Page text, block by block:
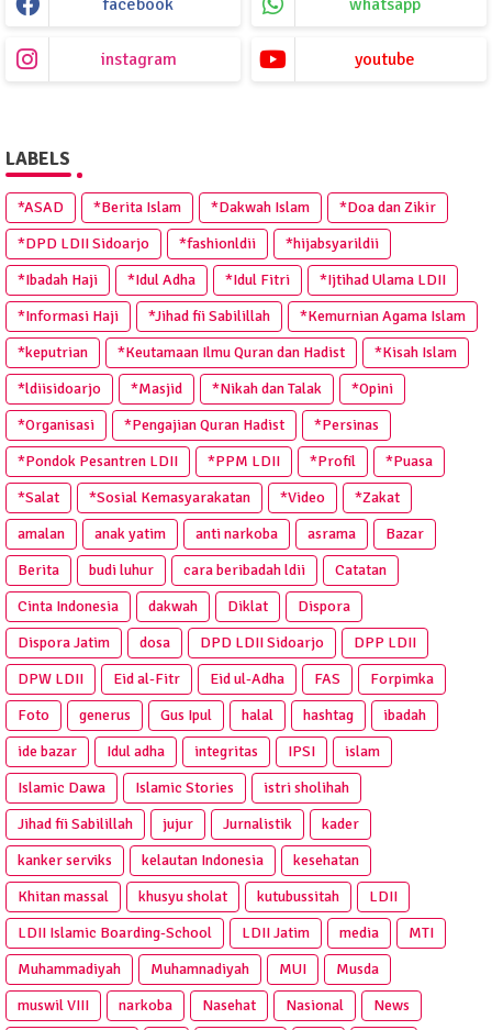
instagram youtube
LABELS
*ASAD *Berita Islam *Dakwah Islam
*Doa dan Zikir
*DPD LDII Sidoarjo
*fashionldii
*hijabsyarildii
*Ibadah Haji
*Idul Adha *Idul Fitri
*Ijtihad Ulama LDII
*Informasi Haji
*Jihad fii Sabilillah
*Kemurnian Agama Islam
*keputrian
*Keutamaan Ilmu Quran dan Hadist
*Kisah Islam
*ldiisidoarjo
*Masjid *Nikah dan Talak
*Opini
*Organisasi
*Pengajian Quran Hadist
*Persinas
*Pondok Pesantren LDII
*PPM LDII *Profil
*Puasa
*Salat
*Sosial Kemasyarakatan *Video
*Zakat
amalan
anak yatim anti narkoba asrama
Bazar
Berita
budi luhur cara beribadah ldii
Catatan
Cinta Indonesia
dakwah Diklat
Dispora
Dispora Jatim
dosa DPD LDII Sidoarjo
DPP LDII
DPW LDII
Eid al-Fitr Eid ul-Adha FAS
Forpimka
Foto
generus Gus Ipul halal hashtag
ibadah
ide bazar
Idul adha integritas IPSI
islam
Islamic Dawa
Islamic Stories
istri sholihah
Jihad fii Sabilillah
jujur Jurnalistik
kader
kanker serviks
kelautan Indonesia
kesehatan
Khitan massal
khusyu sholat kutubussitah
LDII
LDII Islamic Boarding-School
LDII Jatim media
MTI
Muhammadiyah
Muhamnadiyah MUI
Musda
muswil VIII
narkoba Nasehat Nasional
News